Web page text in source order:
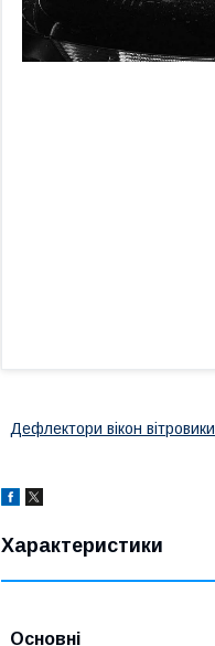
Дефлектори вікон вітровики
Характеристики
Основні